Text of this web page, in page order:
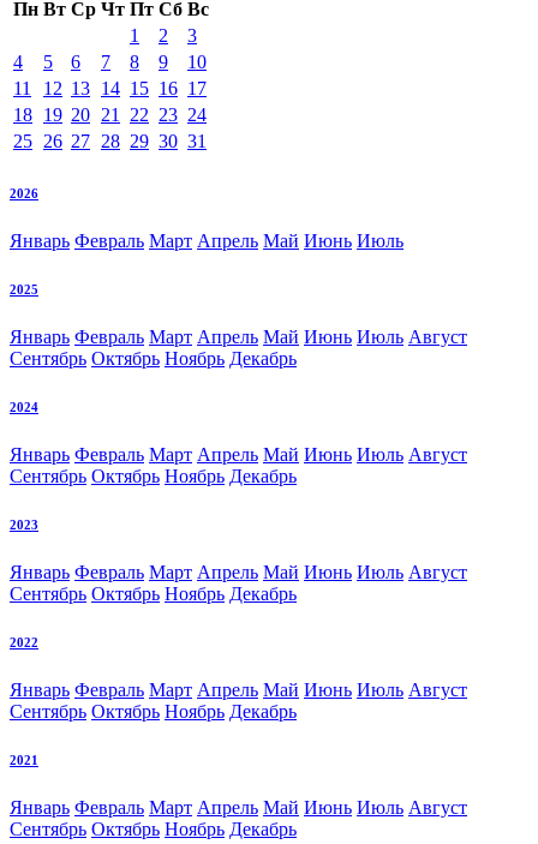
Пн Вт Ср Чт Пт Сб Вс
1
2
3
4
5 6 7 8 9
10
11
12 13 14 15 16 17
18 19 20 21 22 23 24
25 26 27 28 29 30 31
2026
Январь Февраль Март Апрель Май Июнь Июль
2025
Январь Февраль Март Апрель Май Июнь Июль Август
Сентябрь Октябрь Ноябрь Декабрь
2024
Январь Февраль Март Апрель Май Июнь Июль Август
Сентябрь Октябрь Ноябрь Декабрь
2023
Январь Февраль Март Апрель Май Июнь Июль Август
Сентябрь Октябрь Ноябрь Декабрь
2022
Январь Февраль Март Апрель Май Июнь Июль Август
Сентябрь Октябрь Ноябрь Декабрь
2021
Январь Февраль Март Апрель Май Июнь Июль Август
Сентябрь Октябрь Ноябрь Декабрь